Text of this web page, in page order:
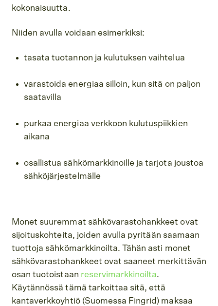
kokonaisuutta.
Niiden avulla voidaan esimerkiksi:
tasata tuotannon ja kulutuksen vaihtelua
varastoida energiaa silloin, kun sitä on paljon
saatavilla
purkaa energiaa verkkoon kulutuspiikkien
aikana
osallistua sähkömarkkinoille ja tarjota joustoa
sähköjärjestelmälle
Monet suuremmat sähkövarastohankkeet ovat
sijoituskohteita, joiden avulla pyritään saamaan
tuottoja sähkömarkkinoilta. Tähän asti monet
sähkövarastohankkeet ovat saaneet merkittävän
osan tuotoistaan reservimarkkinoilta.
Käytännössä tämä tarkoittaa sitä, että
kantaverkkoyhtiö (Suomessa Fingrid) maksaa